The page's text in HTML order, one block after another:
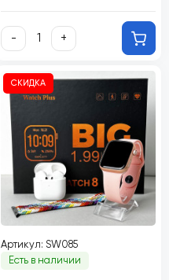
- +
СКИДКА
Артикул: SW085
Есть в наличии